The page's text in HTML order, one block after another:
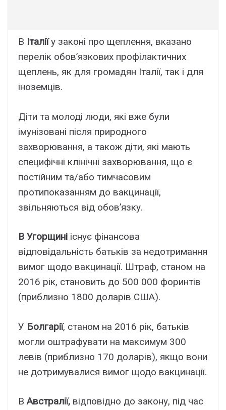
В Італіїу законі про щеплення, вказано
перелік обов’язкових профілактичних
щеплень, як для громадян Італії, так і для
іноземців.
Діти та молоді люди, які вже були
імунізовані після природного
захворювання, а також діти, які мають
специфічні клінічні захворювання, що є
постійним та/або тимчасовим
протипоказанням до вакцинації,
звільняються від обов’язку.
В Угорщині існує фінансова
відповідальність батьків за недотримання
вимог щодо вакцинації. Штраф, станом на
2016 рік, становить до 500 000 форинтів
(приблизно 1800 доларів США).
У Болгарії, станом на 2016 рік, батьків
могли оштрафувати на максимум 300
левів (приблизно 170 доларів), якщо вони
не дотримувалися вимог щодо вакцинації.
ВАвстралії, відповідно до закону, під час